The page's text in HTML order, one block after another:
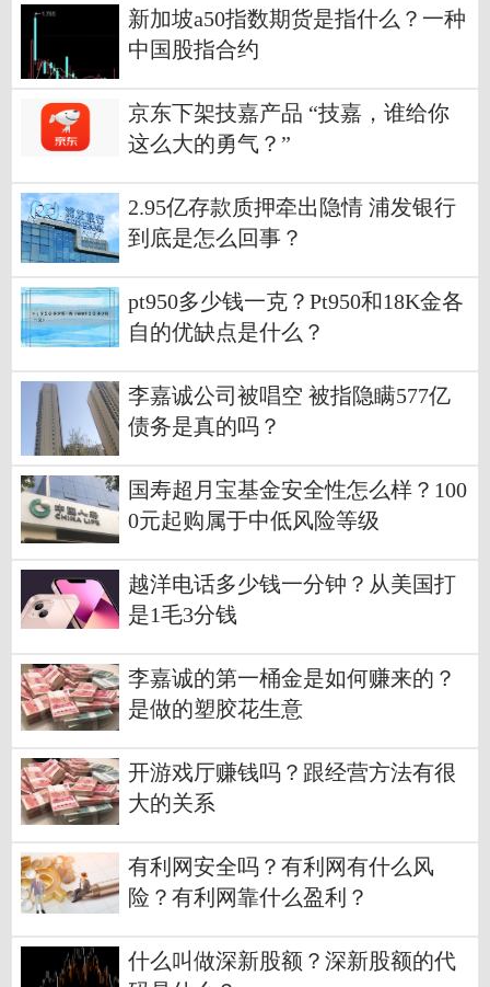
新加坡a50指数期货是指什么？一种
中国股指合约
京东下架技嘉产品 “技嘉，谁给你
这么大的勇气？”
2.95亿存款质押牵出隐情 浦发银行
到底是怎么回事？
pt950多少钱一克？Pt950和18K金各
自的优缺点是什么？
李嘉诚公司被唱空 被指隐瞒577亿
债务是真的吗？
国寿超月宝基金安全性怎么样？100
0元起购属于中低风险等级
越洋电话多少钱一分钟？从美国打
是1毛3分钱
李嘉诚的第一桶金是如何赚来的？
是做的塑胶花生意
开游戏厅赚钱吗？跟经营方法有很
大的关系
有利网安全吗？有利网有什么风
险？有利网靠什么盈利？
什么叫做深新股额？深新股额的代